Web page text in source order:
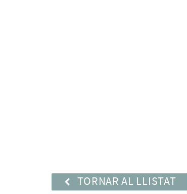
TORNAR AL LLISTAT